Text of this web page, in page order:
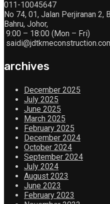
011-10045647
No 74, 01, Jalan Perjiranan 2,
Bahru, Johor,
9:00 – 18:00 (Mon – Fri)
archives
December 2025
July 2025
June 2025
March 2025
February 2025
December 2024
October 2024
September 2024
July 2024
August 2023
June 2023
February 2023